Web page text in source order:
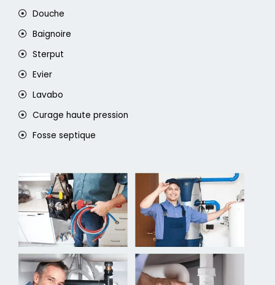
Douche
Baignoire
Sterput
Evier
Lavabo
Curage haute pression
Fosse septique